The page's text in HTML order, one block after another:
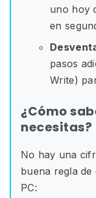
uno hoy
en
pasos
Write)
¿Cómo
necesitas?
No hay una
buena regla
PC: